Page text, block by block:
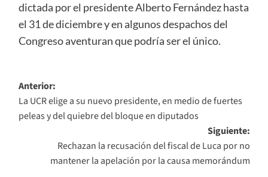
dictada por el presidente Alberto Fernández hasta
el 31 de diciembre y en algunos despachos del
Congreso aventuran que podría ser el único.
Navegación
de
entradas
Anterior:
La UCR elige a su nuevo presidente, en medio de fuertes
peleas y del quiebre del bloque en diputados
Siguiente:
Rechazan la recusación del fiscal de Luca por no
mantener la apelación por la causa memorándum